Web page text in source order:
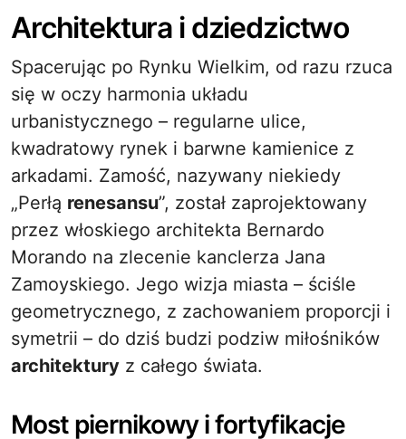
Architektura i dziedzictwo
Spacerując po Rynku Wielkim, od razu rzuca
się w oczy harmonia układu
urbanistycznego – regularne ulice,
kwadratowy rynek i barwne kamienice z
arkadami. Zamość, nazywany niekiedy
„Perłą renesansu”, został zaprojektowany
przez włoskiego architekta Bernardo
Morando na zlecenie kanclerza Jana
Zamoyskiego. Jego wizja miasta – ściśle
geometrycznego, z zachowaniem proporcji i
symetrii – do dziś budzi podziw miłośników
architektury z całego świata.
Most piernikowy i fortyfikacje